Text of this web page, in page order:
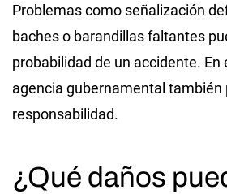
Problemas como señalización
baches o barandillas faltantes
probabilidad de un accidente. En
agencia gubernamental también
responsabilidad.
¿Qué daños